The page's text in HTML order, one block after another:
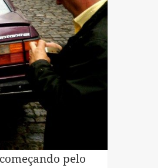
pelo